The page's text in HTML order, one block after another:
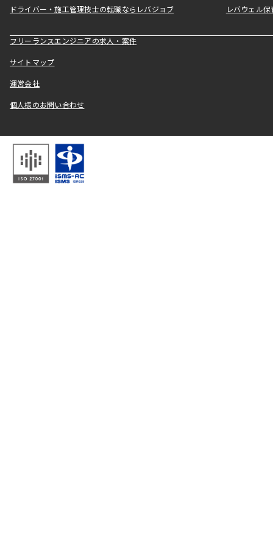
ドライバー・施工管理技士の転職ならレバジョブ レバウェル
フリーランスエンジニアの求人・案件
サイトマップ
運営会社
個人様のお問い合わせ